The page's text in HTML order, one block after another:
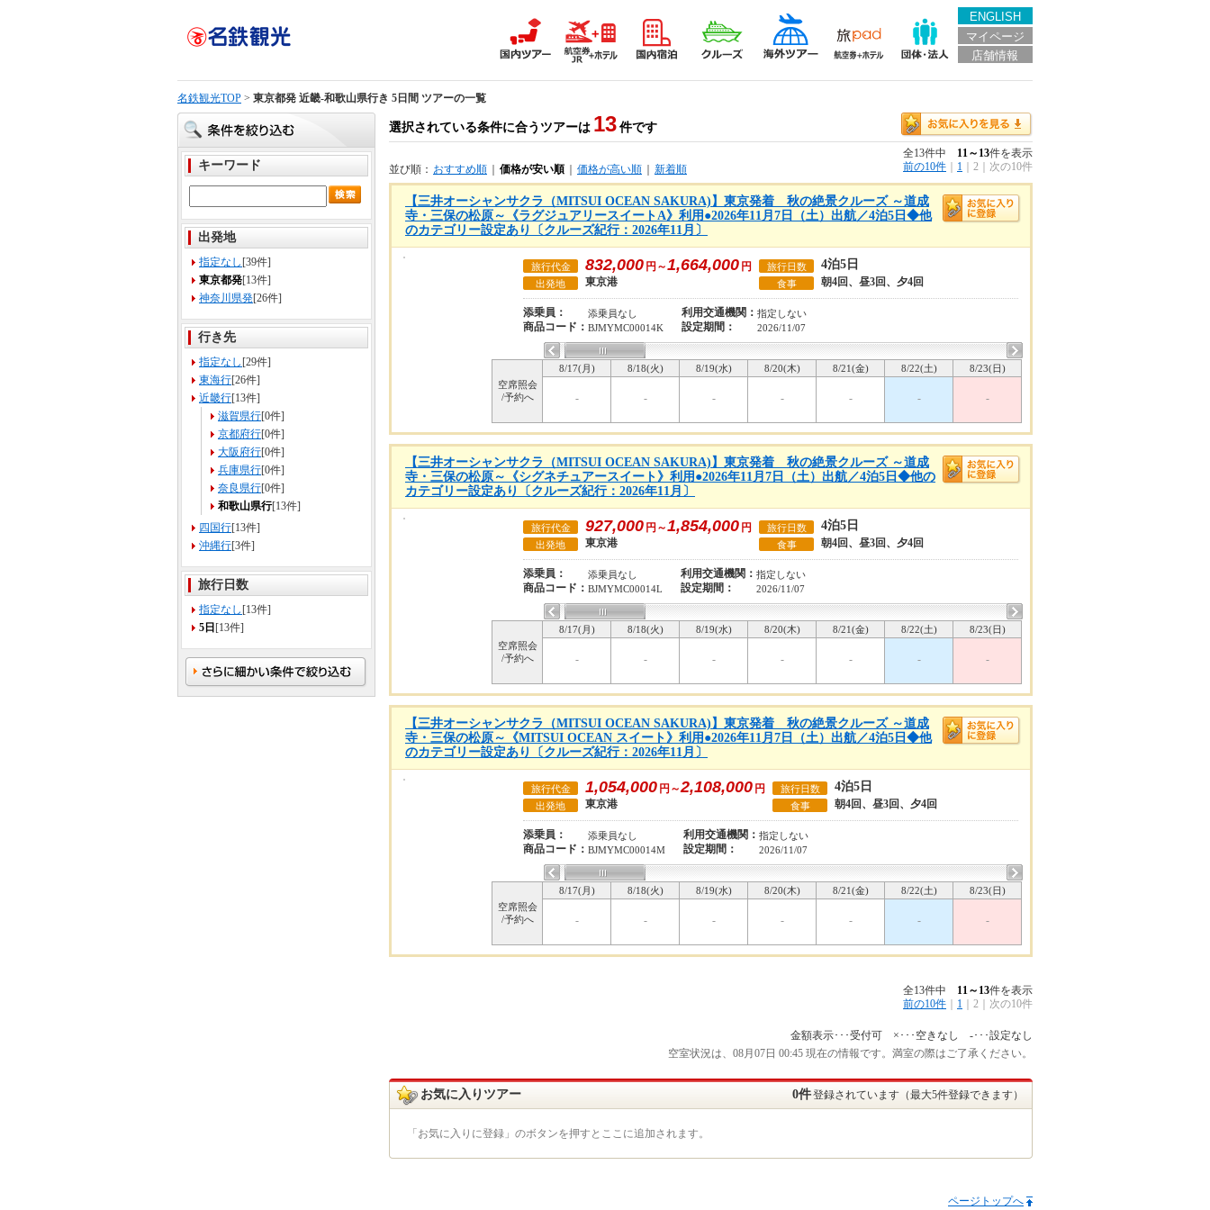
ENGLISH
マイページ
店舗情報
名鉄観光TOP > 東京都発 近畿-和歌山県行き 5日間 ツアーの一覧
キーワード
出発地
指定なし [39件]
東京都発[13件]
神奈川県発[26件]
行き先
指定なし [29件]
東海行[26件]
近畿行[13件]
滋賀県行[0件]
京都府行[0件]
大阪府行[0件]
兵庫県行[0件]
奈良県行[0件]
和歌山県行[13件]
四国行[13件]
沖縄行[3件]
旅行日数
指定なし [13件]
5日 [13件]
選択されている条件に合うツアーは 13 件です
並び順： おすすめ順 価格が安い順 価格が高い順 新着順
全13件中 11～13件を表示
前の10件
1 2 次の10件
【三井オーシャンサクラ（MITSUI OCEAN SAKURA)】東京発着 秋の絶景クルーズ ～道成
寺・三保の松原～《ラグジュアリースイートA》利用●2026年11月7日（土）出航／4泊5日◆他
のカテゴリー設定あり〔クルーズ紀行：2026年11月〕
旅行代金 832,000 円～1,664,000 円 旅行日数 4泊5日
出発地 東京港 食事 朝4回、昼3回、夕4回
添乗員： 添乗員なし 利用交通機関： 指定しない
商品コード： BJMYMC00014K 設定期間： 2026/11/07
空席照会
/予約へ
8/17(月) 8/18(火) 8/19(水) 8/20(木) 8/21(金) 8/22(土) 8/23(日)
- - - - - - -
【三井オーシャンサクラ（MITSUI OCEAN SAKURA)】東京発着 秋の絶景クルーズ ～道成
寺・三保の松原～《シグネチュアースイート》利用●2026年11月7日（土）出航／4泊5日◆他の
カテゴリー設定あり〔クルーズ紀行：2026年11月〕
旅行代金 927,000 円～1,854,000 円 旅行日数 4泊5日
出発地 東京港 食事 朝4回、昼3回、夕4回
添乗員： 添乗員なし 利用交通機関： 指定しない
商品コード： BJMYMC00014L 設定期間： 2026/11/07
空席照会
/予約へ
8/17(月) 8/18(火) 8/19(水) 8/20(木) 8/21(金) 8/22(土) 8/23(日)
- - - - - - -
【三井オーシャンサクラ（MITSUI OCEAN SAKURA)】東京発着 秋の絶景クルーズ ～道成
寺・三保の松原～《MITSUI OCEAN スイート》利用●2026年11月7日（土）出航／4泊5日◆他
のカテゴリー設定あり〔クルーズ紀行：2026年11月〕
旅行代金 1,054,000 円～2,108,000 円 旅行日数 4泊5日
出発地 東京港 食事 朝4回、昼3回、夕4回
添乗員： 添乗員なし 利用交通機関： 指定しない
商品コード： BJMYMC00014M 設定期間： 2026/11/07
空席照会
/予約へ
8/17(月) 8/18(火) 8/19(水) 8/20(木) 8/21(金) 8/22(土) 8/23(日)
- - - - - - -
全13件中 11～13件を表示
前の10件
1 2 次の10件
金額表示･･･受付可 ×･･･空きなし -･･･設定なし
空室状況は、08月07日 00:45 現在の情報です。満室の際はご了承ください。
お気に入りツアー 0件登録されています（最大5件登録できます）
「お気に入りに登録」のボタンを押すとここに追加されます。
ページトップへ